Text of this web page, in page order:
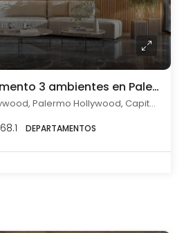
Venta departamento 3 ambientes en Palermo a estrenar
Charcas 5259 Hollywood, Palermo Hollywood, Capital Federal
68.1 DEPARTAMENTOS